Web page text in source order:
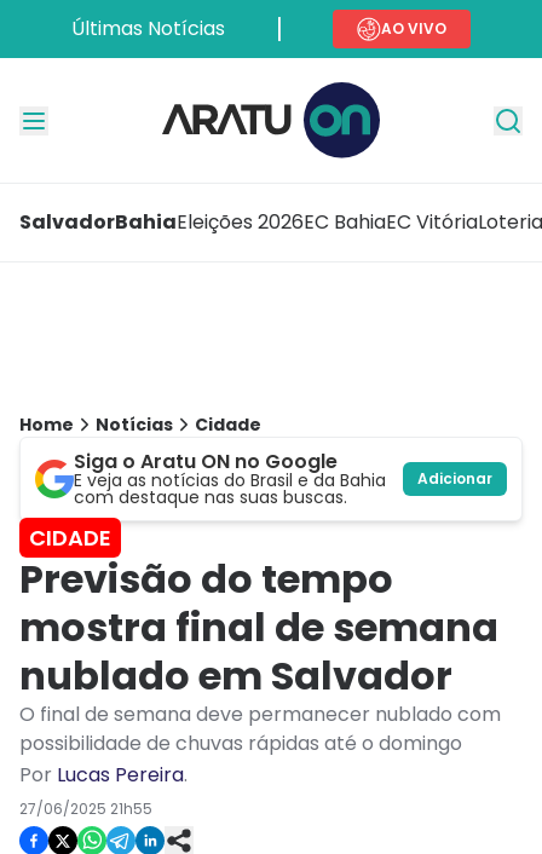
Últimas Notícias AO VIVO
SalvadorBahiaEleições 2026EC BahiaEC Vitória
Home Notícias Cidade
Siga o Aratu ON no Google
E veja as notícias do Brasil e da Bahia
com destaque nas suas buscas.
Adicionar
CIDADE
Previsão do tempo
mostra final de semana
nublado em Salvador
O final de semana deve permanecer nublado com
possibilidade de chuvas rápidas até o domingo
Por Lucas Pereira.
27/06/2025 21h55